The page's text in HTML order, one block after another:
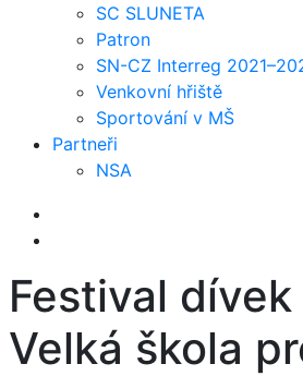
SC SLUNETA
Patron
SN-CZ Interreg
Venkovní hřiště
Sportování v MŠ
Partneři
NSA
Festival dívek
Velká škola